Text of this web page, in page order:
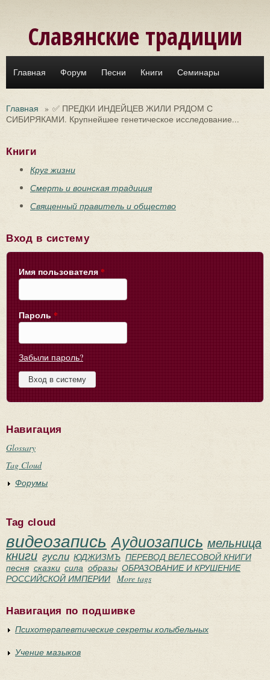
Славянские традиции
Главная Форум Песни Книги Семинары
Главная » ✅ ПРЕДКИ ИНДЕЙЦЕВ ЖИЛИ РЯДОМ С
СИБИРЯКАМИ. Крупнейшее генетическое исследование...
Книги
Круг жизни
Смерть и воинская традиция
Священный правитель и общество
Вход в систему
Имя пользователя *
Пароль *
Забыли пароль?
Навигация
Glossary
Tag Cloud
Форумы
Tag cloud
видеозапись Аудиозапись мельница
книги гусли ЮДЖИЗМЪ ПЕРЕВОД ВЕЛЕСОВОЙ КНИГИ
песня сказки сила образы ОБРАЗОВАНИЕ И КРУШЕНИЕ
РОССИЙСКОЙ ИМПЕРИИ
More tags
Навигация по подшивке
Психотерапевтические секреты колыбельных
Учение мазыков